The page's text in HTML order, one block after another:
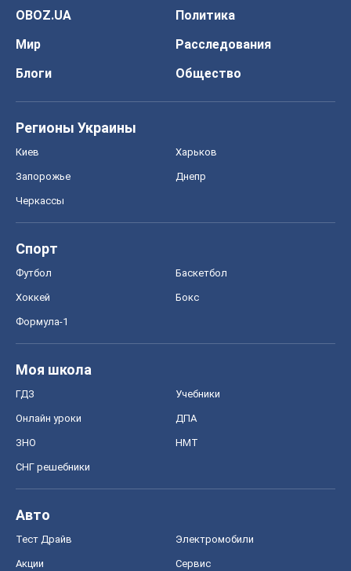
OBOZ.UA
Политика
Мир
Расследования
Блоги
Общество
Регионы Украины
Киев Харьков
Запорожье Днепр
Черкассы
Спорт
Футбол Баскетбол
Хоккей Бокс
Формула-1
Моя школа
ГДЗ Учебники
Онлайн уроки ДПА
ЗНО НМТ
СНГ решебники
Авто
Тест Драйв Электромобили
Акции Сервис